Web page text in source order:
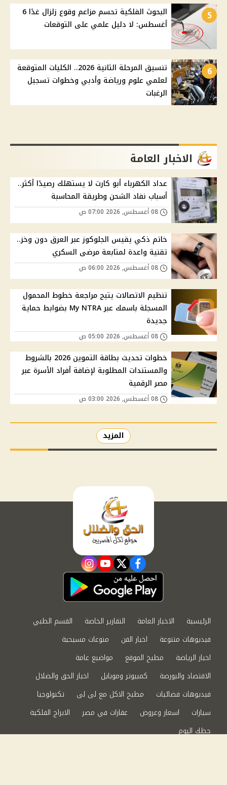
5
البحوث الفلكية تحسم مزاعم وقوع زلزال غدًا 6
أغسطس: لا دليل علمي على التوقعات
6
تنسيق المرحلة الثانية 2026.. الكليات المتوقعة
لعلمي علوم ورياضة وأدبي وخطوات تسجيل
الرغبات
الاخبار العامة
عداد الكهرباء أبو كارت لا يستهلك رصيدًا أكثر..
أسباب نفاد الشحن وطريقة المحاسبة
خاتم ذكي يقيس الجلوكوز عبر العرق دون وخز..
تقنية واعدة لمتابعة مرضى السكري
تنظيم الاتصالات يتيح مراجعة خطوط المحمول
المسجلة باسمك عبر My NTRA بضوابط حماية
جديدة
خطوات تحديث بطاقة التموين 2026 بالشروط
والمستندات المطلوبة لإضافة أفراد الأسرة عبر
مصر الرقمية
المزيد
facebook
twitter
youtube
instagram
الرئيسية الاخبار العامة التقارير الخاصة
القسم الطبي
فيديوهات متنوعة
اخبار الفن
منوعات مسيحية
اخبار الرياضة
مطبخ الموقع
مواضيع عامة
الاقتصاد والبورصة
كمبيوتر وموبايل
اخبار الحق والضلال
فيديوهات فضائيات
مطبخ الاكل مع لى لى
تكنولوجيا
سيارات
اسعار وعروض عقارات في مصر
الابراج الفلكية
حظك اليوم